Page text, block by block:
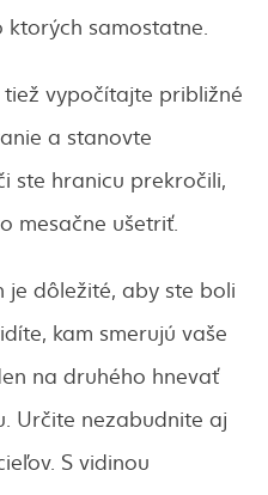
samostatne.
vypočítajte približné
a stanovte
ste hranicu prekročili,
mesačne ušetriť.
je dôležité, aby ste boli
kam smerujú vaše
na druhého hnevať
Určite nezabudnite aj
S vidinou